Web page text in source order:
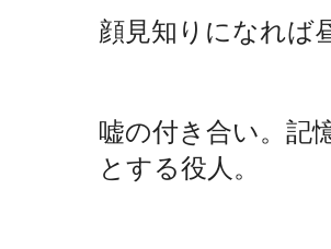
顔見知りになれば
嘘の付き合い。記
とする役人。